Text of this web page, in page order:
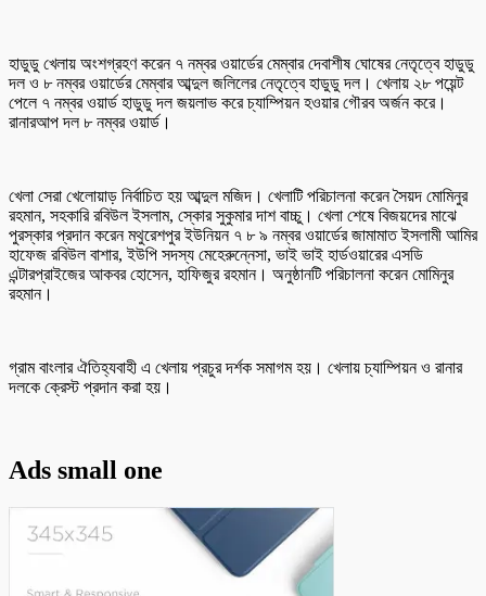
হাডুডু খেলায় অংশগ্রহণ করেন ৭ নম্বর ওয়ার্ডের মেম্বার দেবাশীষ ঘোষের নেতৃত্বে হাডুডু
দল ও ৮ নম্বর ওয়ার্ডের মেম্বার আব্দুল জলিলের নেতৃত্বে হাডুডু দল। খেলায় ২৮ পয়েন্ট
পেলে ৭ নম্বর ওয়ার্ড হাডুডু দল জয়লাভ করে চ্যাম্পিয়ন হওয়ার গৌরব অর্জন করে।
রানারআপ দল ৮ নম্বর ওয়ার্ড।
খেলা সেরা খেলোয়াড় নির্বাচিত হয় আব্দুল মজিদ। খেলাটি পরিচালনা করেন সৈয়দ মোমিনুর
রহমান, সহকারি রবিউল ইসলাম, স্কোর সুকুমার দাশ বাচ্চু। খেলা শেষে বিজয়দের মাঝে
পুরস্কার প্রদান করেন মথুরেশপুর ইউনিয়ন ৭ ৮ ৯ নম্বর ওয়ার্ডের জামামাত ইসলামী আমির
হাফেজ রবিউল বাশার, ইউপি সদস্য মেহেরুন্নেসা, ভাই ভাই হার্ডওয়ারের এসডি
এন্টারপ্রাইজের আকবর হোসেন, হাফিজুর রহমান। অনুষ্ঠানটি পরিচালনা করেন মোমিনুর
রহমান।
গ্রাম বাংলার ঐতিহ্যবাহী এ খেলায় প্রচুর দর্শক সমাগম হয়। খেলায় চ্যাম্পিয়ন ও রানার
দলকে ক্রেস্ট প্রদান করা হয়।
Ads small one